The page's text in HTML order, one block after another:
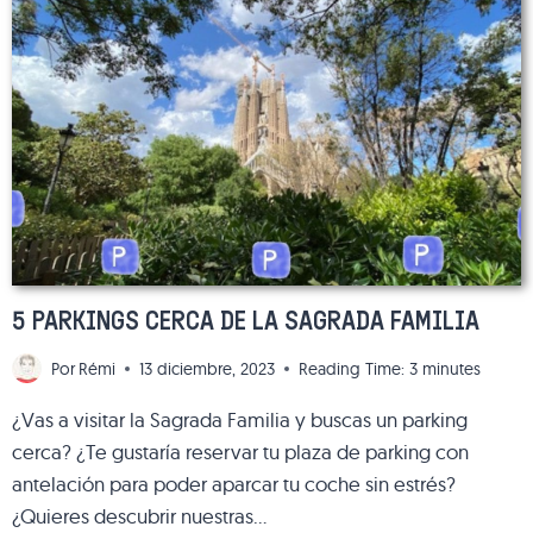
5 PARKINGS CERCA DE LA SAGRADA FAMILIA
Por Rémi 13 diciembre, 2023 Reading Time: 3 minutes
¿Vas a visitar la Sagrada Familia y buscas un parking
cerca? ¿Te gustaría reservar tu plaza de parking con
antelación para poder aparcar tu coche sin estrés?
¿Quieres descubrir nuestras…